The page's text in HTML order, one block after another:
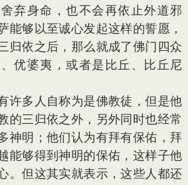
弃身命，也不会再依止外道邪
能够以至诚心发起这样的誓愿，
归依之后，那么就成了佛门四众
优婆夷，或者是比丘、比丘尼
多人自称为是佛教徒，但是他
的三归依之外，另外同时也经常
神明；他们认为有拜有保佑，拜
能够得到神明的保佑，这样子他
。但这其实就表示，这些人都还